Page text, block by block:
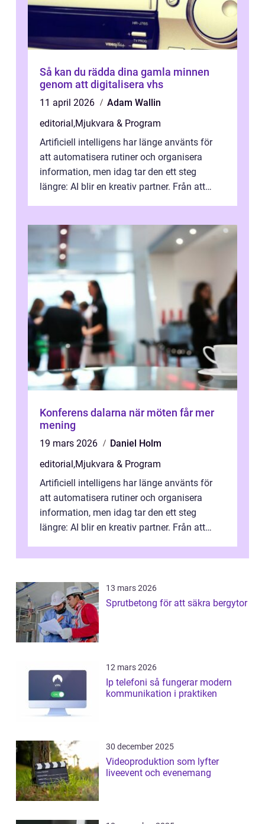
Så kan du rädda dina gamla minnen
genom att digitalisera vhs
11 april 2026
Adam Wallin
editorial ,Mjukvara & Program
Artificiell intelligens har länge använts för
att automatisera rutiner och organisera
information, men idag tar den ett steg
längre: AI blir en kreativ partner. Från att
Konferens dalarna när möten får mer
mening
19 mars 2026
Daniel Holm
editorial ,Mjukvara & Program
Artificiell intelligens har länge använts för
att automatisera rutiner och organisera
information, men idag tar den ett steg
längre: AI blir en kreativ partner. Från att
13 mars 2026
Sprutbetong för att säkra bergytor
12 mars 2026
Ip telefoni så fungerar modern
kommunikation i praktiken
30 december 2025
Videoproduktion som lyfter
liveevent och evenemang